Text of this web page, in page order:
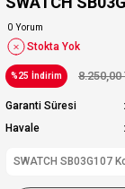
0 Yorum
Stokta Yok
%25 İndirim 8.250,00
Garanti Süresi
Havale
SWATCH SB03G107